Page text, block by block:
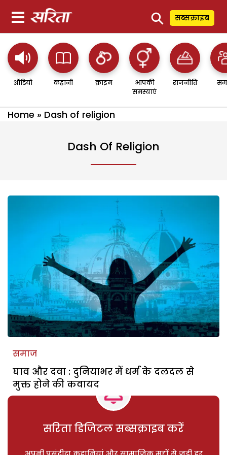
⚲ सब्सक्राइब
ऑडियो कहानी क्राइम
आपकी
समस्याएं
राजनीति
Home » Dash of religion
Dash Of Religion
समाज
घाव और दवा : दुनियाभर में धर्म के दलदल से
मुक्त होने की कवायद
सरिता डिजिटल सब्सक्राइब करें